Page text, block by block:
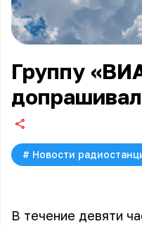
Группу
# Новости
В течение девяти